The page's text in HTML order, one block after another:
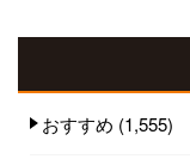
おすすめ (1,555)